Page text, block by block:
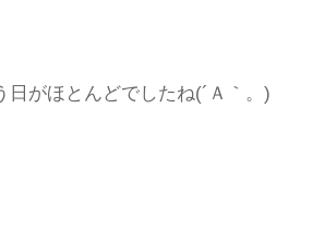
日がほとんどでしたね(´Ａ｀。)